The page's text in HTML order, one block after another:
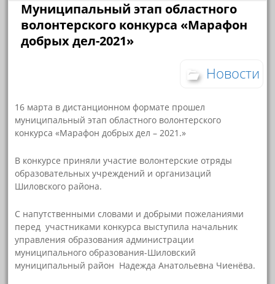
Муниципальный этап областного
волонтерского конкурса «Марафон
добрых дел-2021»
Новости
16 марта в дистанционном формате прошел
муниципальный этап областного волонтерского
конкурса «Марафон добрых дел – 2021.»
В конкурсе приняли участие волонтерские отряды
образовательных учреждений и организаций
Шиловского района.
С напутственными словами и добрыми пожеланиями
перед участниками конкурса выступила начальник
управления образования администрации
муниципального образования-Шиловский
муниципальный район Надежда Анатольевна Чиенёва.